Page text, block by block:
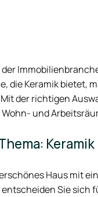
die Keramik bietet,
der richtigen
und
Keramik
Haus mit
Sie sich